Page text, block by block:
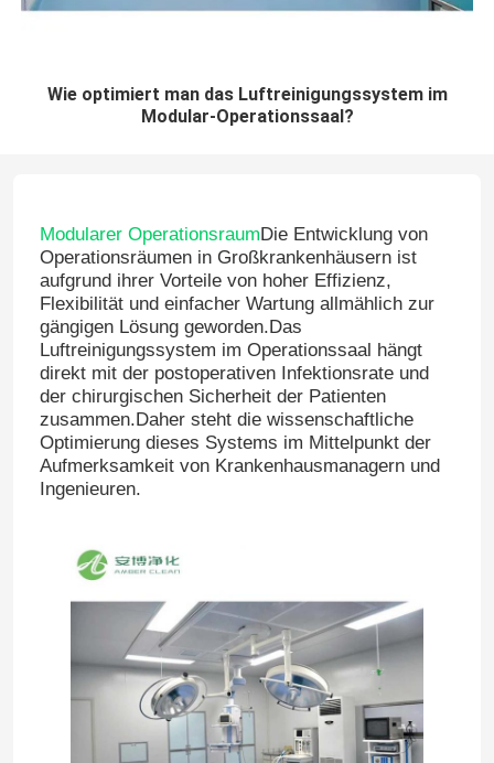
Wie optimiert man das Luftreinigungssystem im
Modular-Operationssaal?
Modularer OperationsraumDie Entwicklung von
Operationsräumen in Großkrankenhäusern ist
aufgrund ihrer Vorteile von hoher Effizienz,
Flexibilität und einfacher Wartung allmählich zur
gängigen Lösung geworden.Das
Luftreinigungssystem im Operationssaal hängt
direkt mit der postoperativen Infektionsrate und
der chirurgischen Sicherheit der Patienten
zusammen.Daher steht die wissenschaftliche
Optimierung dieses Systems im Mittelpunkt der
Aufmerksamkeit von Krankenhausmanagern und
Ingenieuren.